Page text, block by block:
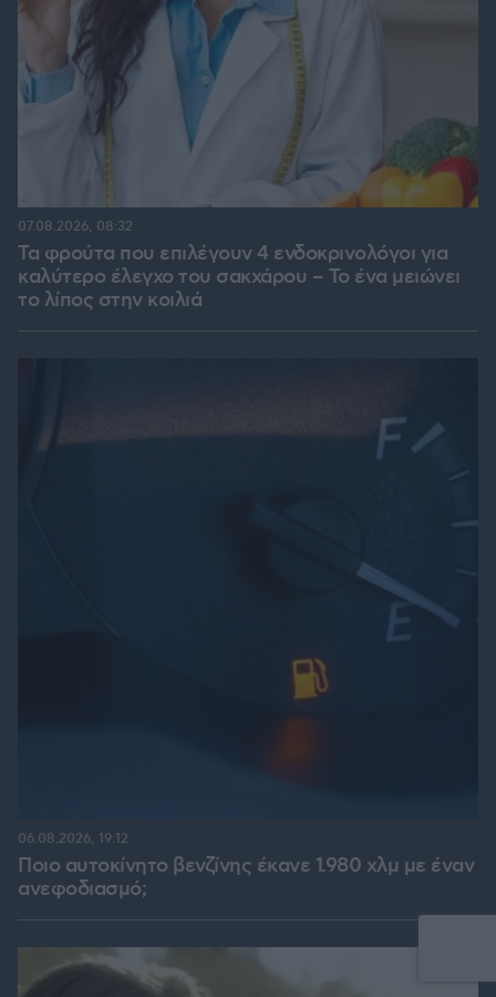
Τα φρούτα που επιλέγουν 4 ενδοκρινολόγοι για
καλύτερο έλεγχο του σακχάρου – Το ένα μειώνει
το λίπος στην κοιλιά
07.08.2026, 08:32
Ποιο αυτοκίνητο βενζίνης έκανε 1.980 χλμ με έναν
ανεφοδιασμό;
06.08.2026, 19:12